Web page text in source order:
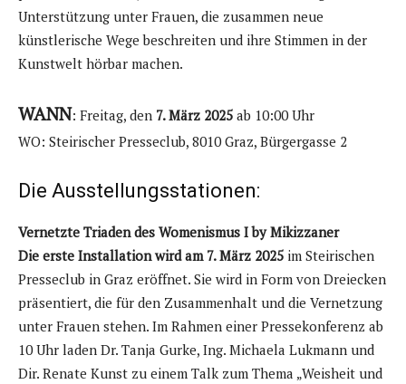
Unterstützung unter Frauen, die zusammen neue
künstlerische Wege beschreiten und ihre Stimmen in der
Kunstwelt hörbar machen.
WANN: Freitag, den 7. März 2025 ab 10:00 Uhr
WO: Steirischer Presseclub, 8010 Graz, Bürgergasse 2
Die Ausstellungsstationen:
Vernetzte Triaden des Womenismus I by Mikizzaner
Die erste Installation wird am 7. März 2025 im Steirischen
Presseclub in Graz eröffnet. Sie wird in Form von Dreiecken
präsentiert, die für den Zusammenhalt und die Vernetzung
unter Frauen stehen. Im Rahmen einer Pressekonferenz ab
10 Uhr laden Dr. Tanja Gurke, Ing. Michaela Lukmann und
Dir. Renate Kunst zu einem Talk zum Thema „Weisheit und